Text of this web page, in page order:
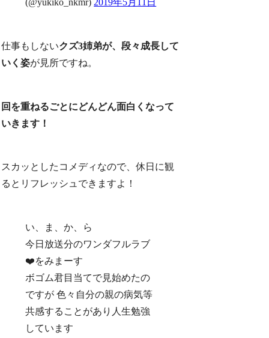
(@yukiko_nkmr) 2019年5月11日
仕事もしないクズ3姉弟が、段々成長して
いく姿が見所ですね。
回を重ねるごとにどんどん面白くなって
いきます！
スカッとしたコメディなので、休日に観
るとリフレッシュできますよ！
い、ま、か、ら
今日放送分のワンダフルラブ
❤️をみまーす
ボゴム君目当てで見始めたの
ですが 色々自分の親の病気等
共感することがあり人生勉強
しています